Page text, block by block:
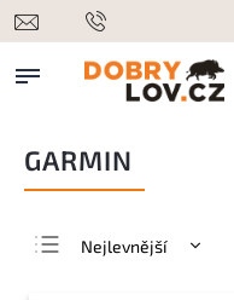
GARMIN
Nejlevnější